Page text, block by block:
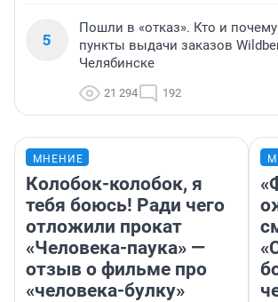
5
Пошли в «отказ». Кто и
пункты выдачи заказов
Челябинске
21 294 192
МНЕНИЕ
Колобок-колобок, я
тебя боюсь! Ради чего
отложили прокат
«Человека-паука» —
отзыв о фильме про
«человека-булку»